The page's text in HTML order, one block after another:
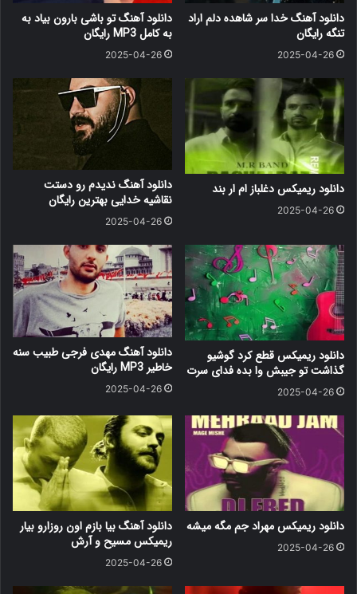
دانلود آهنگ خدا سر شاهده دلم اراد
تنگه رایگان
2025-04-26
دانلود آهنگ ﺗﻮ ﺑﺎﺷﻰ ﺑﺎرون ﺑﻴﺎد ﺑﻪ
ﺑﻪ کامل MP3 رایگان
2025-04-26
دانلود ریمیکس دغلباز ام ار بند
2025-04-26
دانلود آهنگ ندیدم رو دستت
نقاشیه خدایی بهترین رایگان
2025-04-26
دانلود ریمیکس قطع کرد گوشیو
گذاشت تو جیبش وا بده فدای سرت
2025-04-26
دانلود آهنگ مهدی فرجی طبیب سنه
خاطیر MP3 رایگان
2025-04-26
دانلود ریمیکس مهراد جم مگه میشه
2025-04-26
دانلود آهنگ بیا بازم اون روزارو بیار
ریمیکس مسیح و آرش
2025-04-26